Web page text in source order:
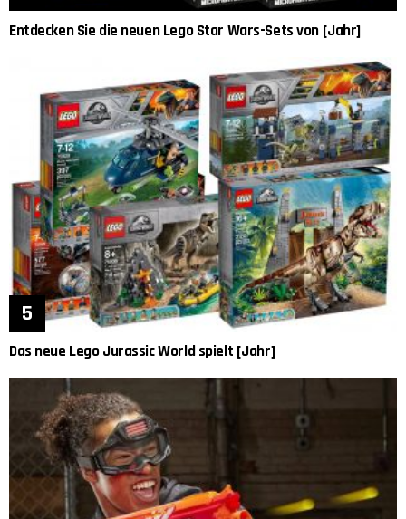
Entdecken Sie die neuen Lego Star Wars-Sets von [Jahr]
Das neue Lego Jurassic World spielt [Jahr]